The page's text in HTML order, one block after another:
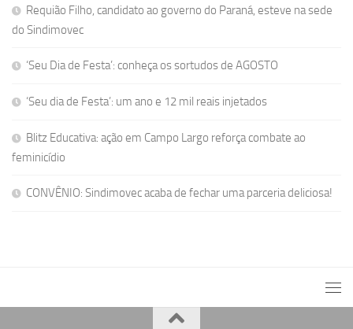
Requião Filho, candidato ao governo do Paraná, esteve na sede
do Sindimovec
‘Seu Dia de Festa’: conheça os sortudos de AGOSTO
‘Seu dia de Festa’: um ano e 12 mil reais injetados
Blitz Educativa: ação em Campo Largo reforça combate ao
feminicídio
CONVÊNIO: Sindimovec acaba de fechar uma parceria deliciosa!